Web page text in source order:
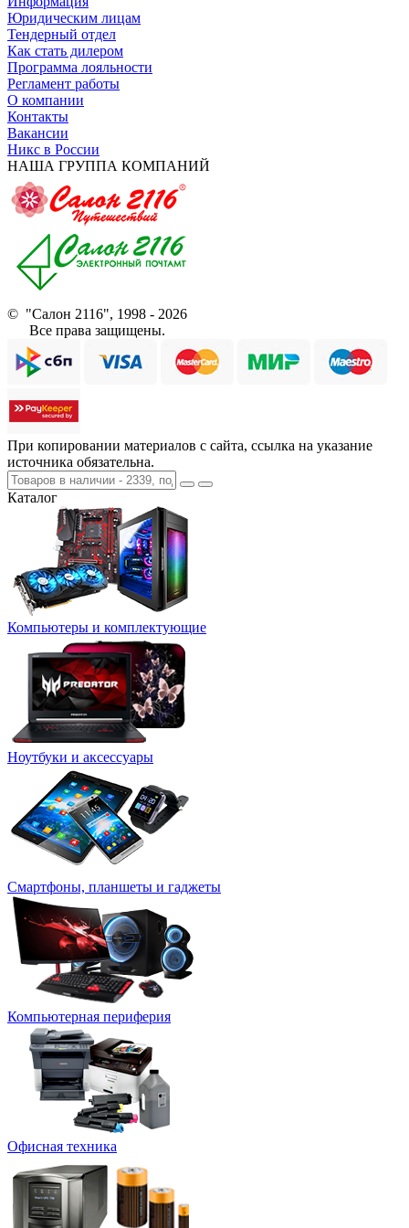
Юридическим лицам
Тендерный отдел
Как стать дилером
Программа лояльности
Регламент работы
О компании
Контакты
Вакансии
Никс в России
НАША ГРУППА КОМПАНИЙ
© "Салон 2116", 1998 - 2026
Все права защищены.
При копировании материалов с сайта, ссылка на указание
источника обязательна.
Каталог
Компьютеры и комплектующие
Ноутбуки и аксессуары
Смартфоны, планшеты и гаджеты
Компьютерная периферия
Офисная техника